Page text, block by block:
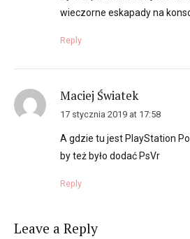
wieczorne eskapady na
Reply
Maciej Światek
17 stycznia 2019 at 17:58
A gdzie tu jest PlayStation
by też było dodać PsVr
Reply
Leave a Reply